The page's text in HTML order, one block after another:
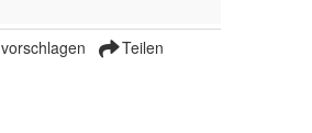
Teilen